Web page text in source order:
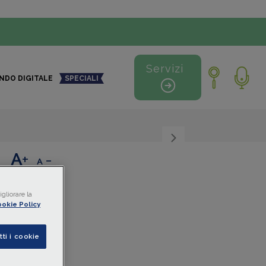
DIGITALE SPECIALI
Servizi
+ -
la
Policy
i cookie